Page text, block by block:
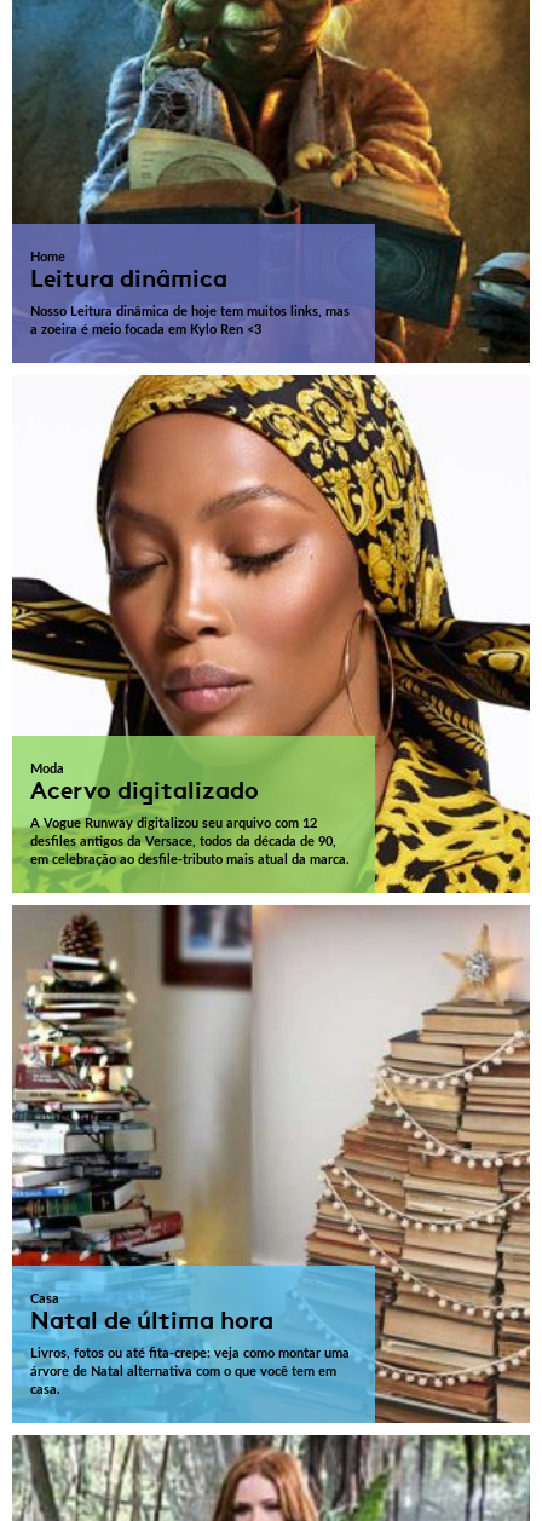
Home
Leitura dinâmica
Nosso Leitura dinâmica de hoje tem muitos links, mas
a zoeira é meio focada em Kylo Ren <3
Moda
Acervo digitalizado
A Vogue Runway digitalizou seu arquivo com 12
desfiles antigos da Versace, todos da década de 90,
em celebração ao desfile-tributo mais atual da marca.
Casa
Natal de última hora
Livros, fotos ou até fita-crepe: veja como montar uma
árvore de Natal alternativa com o que você tem em
casa.